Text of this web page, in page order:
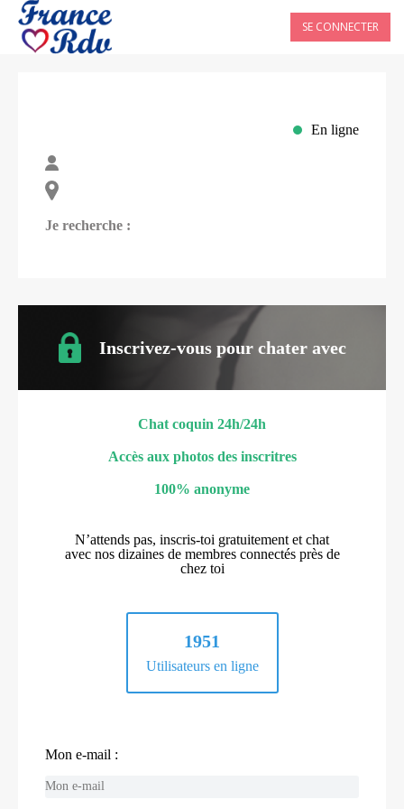
SE CONNECTER
En ligne
Je recherche :
Inscrivez-vous pour chater avec
Chat coquin 24h/24h
Accès aux photos des inscritres
100% anonyme
N’attends pas, inscris-toi gratuitement et chat
avec nos dizaines de membres connectés près de
chez toi
1951
Utilisateurs en ligne
Mon e-mail :